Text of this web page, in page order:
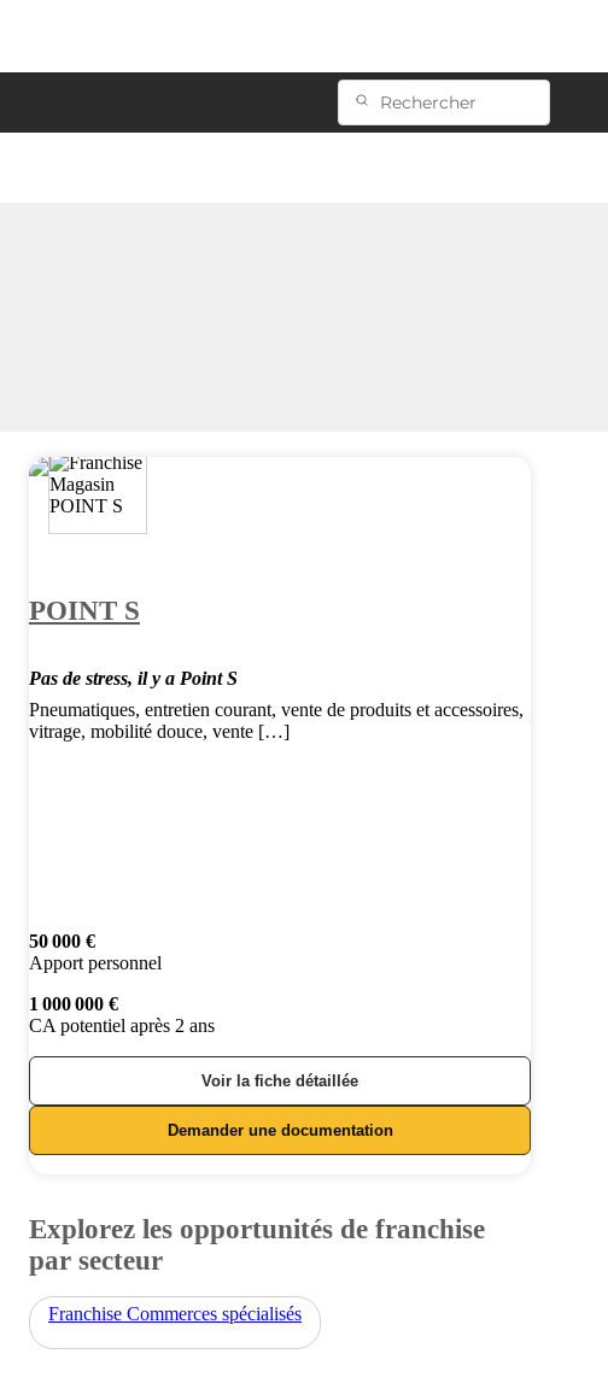
POINT S
Pas de stress, il y a Point S
Pneumatiques, entretien courant, vente de produits et accessoires,
vitrage, mobilité douce, vente […]
50 000 €
Apport personnel
1 000 000 €
CA potentiel après 2 ans
Voir la fiche détaillée
Demander une documentation
Explorez les opportunités de franchise
par secteur
Franchise Commerces spécialisés